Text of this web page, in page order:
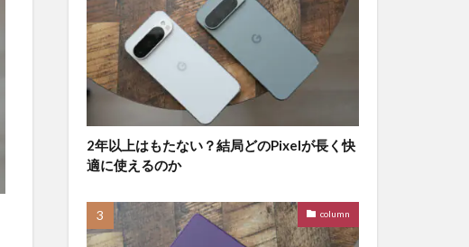
2年以上はもたない？結局どのPixelが長く快
適に使えるのか
column